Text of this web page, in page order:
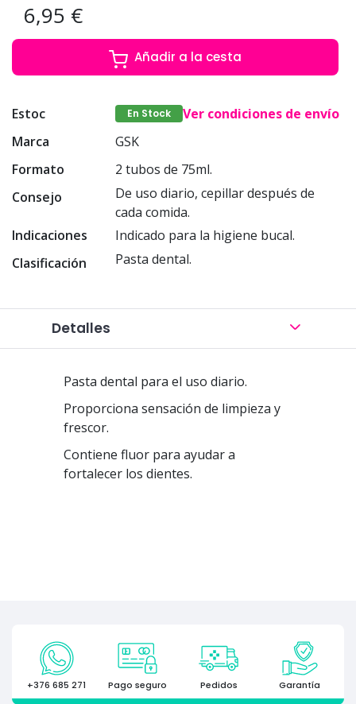
6,95 €
Añadir a la cesta
Estoc En Stock
Ver condiciones de envío
Marca
GSK
Formato
2 tubos de 75ml.
Consejo
De uso diario, cepillar después de
cada comida.
Indicaciones
Indicado para la higiene bucal.
Clasificación
Pasta dental.
Detalles
Pasta dental para el uso diario.
Proporciona sensación de limpieza y
frescor.
Contiene fluor para ayudar a
fortalecer los dientes.
+376 685 271 Pago seguro Pedidos Garantía